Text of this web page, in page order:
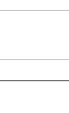
トマッ